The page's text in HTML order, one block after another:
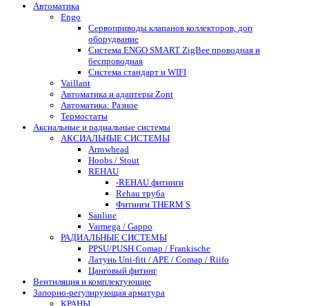
Автоматика
Engo
Сервоприводы клапанов коллекторов, доп
оборудвание
Система ENGO SMART ZigBee проводная и
беспроводная
Система стандарт и WIFI
Vaillant
Автоматика и адаптеры Zont
Автоматика: Разное
Термостаты
Аксиальные и радиальные системы
АКСИАЛЬНЫЕ СИСТЕМЫ
Arrowhead
Hoobs / Stout
REHAU
-REHAU фитинги
Rehau труба
Фитинги THERM S
Sanline
Varmega / Gappo
РАДИАЛЬНЫЕ СИСТЕМЫ
PPSU/PUSH Comap / Frankische
Латунь Uni-fitt / APE / Comap / Riifo
Цанговый фитинг
Вентиляция и комплектующие
Запорно-регулирующая арматура
КРАНЫ